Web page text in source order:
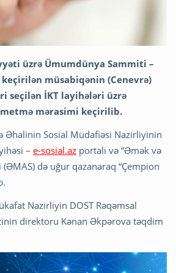
üzrə Ümumdünya Sammiti –
müsabiqənin (Cenevrə)
seçilən İKT layihələri üzrə
mərasimi keçirilib.
Əhalinin Sosial Müdafiəsi Nazirliyinin
– e-sosial.az portalı və “Əmək və
də uğur qazanaraq “Çempion
Nazirliyin DOST Rəqəmsal
direktoru Kənan Əkpərova təqdim